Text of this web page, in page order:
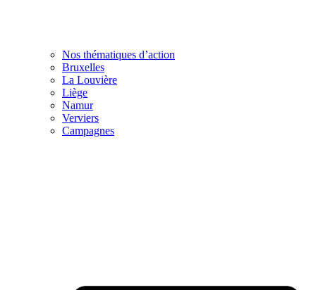
Nos thématiques d’action
Bruxelles
La Louvière
Liège
Namur
Verviers
Campagnes